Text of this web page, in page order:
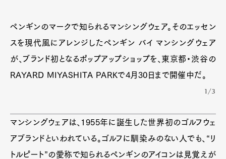
ペンギンのマークで知られるマンシングウェア。そのエッセン
スを現代風にアレンジしたペンギン バイ マンシングウェア
が、ブランド初となるポップアップショップを、東京都・渋谷の
RAYARD MIYASHITA PARKで4月30日まで開催中だ。
1/3
マンシングウェアは、1955年に誕生した世界初のゴルフウェ
アブランドといわれている。ゴルフに馴染みのない人でも、“リ
トルピート”の愛称で知られるペンギンのアイコンは見覚えが